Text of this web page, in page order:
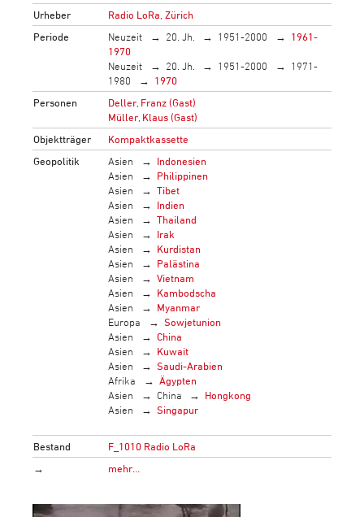
Urheber
Radio LoRa, Zürich
Periode
Neuzeit 20. Jh. 1951-2000
1961-
1970
Neuzeit
20. Jh. 1951-2000
1971-
1980
1970
Personen
Deller, Franz (Gast)
Müller, Klaus (Gast)
Objektträger
Kompaktkassette
Geopolitik
Asien
Indonesien
Asien
Philippinen
Asien
Tibet
Asien
Indien
Asien
Thailand
Asien
Irak
Asien
Kurdistan
Asien
Palästina
Asien
Vietnam
Asien
Kambodscha
Asien
Myanmar
Europa
Sowjetunion
Asien
China
Asien
Kuwait
Asien
Saudi-Arabien
Afrika
Ägypten
Asien
China
Hongkong
Asien
Singapur
Bestand
F_1010 Radio LoRa
→
mehr…